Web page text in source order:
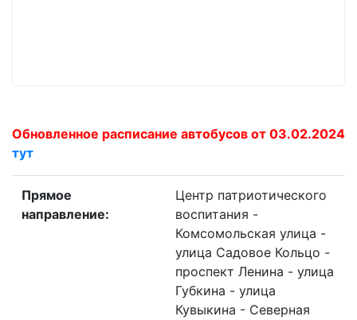
Обновленное расписание автобусов от 03.02.2024
тут
Прямое
направление:
Центр патриотического
воспитания -
Комсомольская улица -
улица Садовое Кольцо -
проспект Ленина - улица
Губкина - улица
Кувыкина - Северная